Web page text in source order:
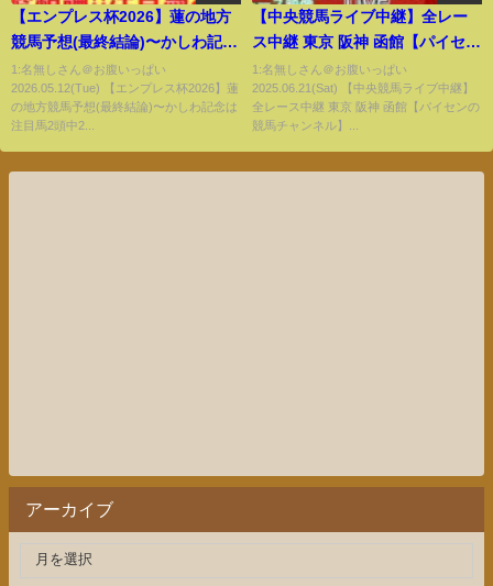
【エンプレス杯2026】蓮の地方
競馬予想(最終結論)〜かしわ記念
は注目馬2頭中2頭でワンツー決
着
1:名無しさん＠お腹いっぱい
2026.05.12(Tue) 【エンプレス杯2026】蓮
の地方競馬予想(最終結論)〜かしわ記念は
注目馬2頭中2...
【中央競馬ライブ中継】全レー
ス中継 東京 阪神 函館【パイセン
の競馬チャンネル】
1:名無しさん＠お腹いっぱい
2025.06.21(Sat) 【中央競馬ライブ中継】
全レース中継 東京 阪神 函館【パイセンの
競馬チャンネル】...
アーカイブ